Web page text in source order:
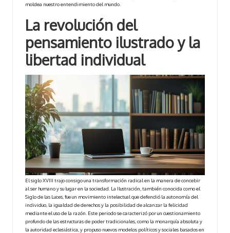
moldea nuestro entendimiento del mundo.
La revolución del
pensamiento ilustrado y la
libertad individual
El siglo XVIII trajo consigo una transformación radical en la manera de concebir
al ser humano y su lugar en la sociedad. La Ilustración, también conocida como el
Siglo de las Luces, fue un movimiento intelectual que defendió la autonomía del
individuo, la igualdad de derechos y la posibilidad de alcanzar la felicidad
mediante el uso de la razón. Este periodo se caracterizó por un cuestionamiento
profundo de las estructuras de poder tradicionales, como la monarquía absoluta y
la autoridad eclesiástica, y propuso nuevos modelos políticos y sociales basados en